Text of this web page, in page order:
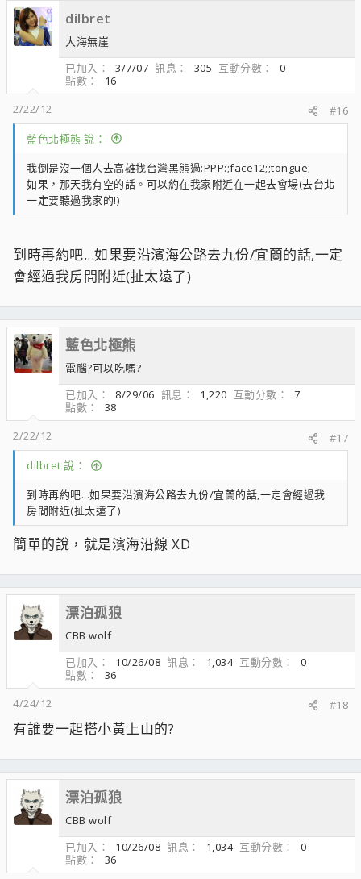
dilbret
大海無崖
已加入
3/7/07 訊息 305 互動分數
0
點數
16
2/22/12
#16
藍色北極熊 說：
我倒是沒一個人去高雄找台灣黑熊過:PPP:;face12;;tongue;
如果，那天我有空的話。可以約在我家附近在一起去會場(去台北
一定要聽過我家的!)
到時再約吧...如果要沿濱海公路去九份/宜蘭的話,一定
會經過我房間附近(扯太遠了)
藍色北極熊
電腦?可以吃嗎?
已加入
8/29/06 訊息 1,220 互動分數
7
點數
38
2/22/12
#17
dilbret 說：
到時再約吧...如果要沿濱海公路去九份/宜蘭的話,一定會經過我
房間附近(扯太遠了)
簡單的說，就是濱海沿線 XD
漂泊孤狼
CBB wolf
已加入
10/26/08 訊息 1,034 互動分數
0
點數
36
4/24/12
#18
有誰要一起搭小黃上山的?
漂泊孤狼
CBB wolf
已加入
10/26/08 訊息 1,034 互動分數
0
點數
36